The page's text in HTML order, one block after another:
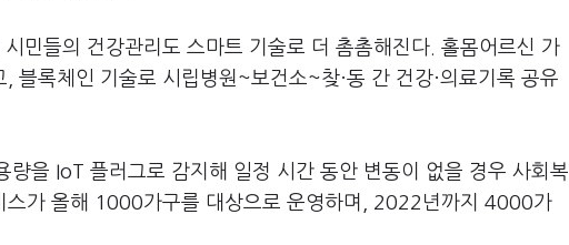
민들의 건강관리도 스마트 기술로 더 촘촘해진다. 홀몸어르신 가
블록체인 기술로 시립병원~보건소~찾·동 간 건강·의료기록 공유
을 IoT 플러그로 감지해 일정 시간 동안 변동이 없을 경우 사회복
스가 올해 1000가구를 대상으로 운영하며, 2022년까지 4000가